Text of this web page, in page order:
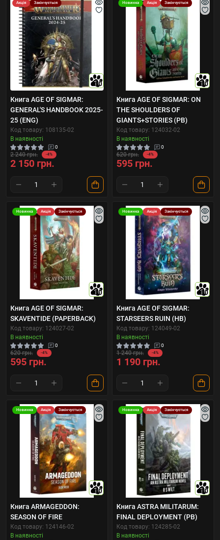
Акція Закінчується
10
Книга AGE OF SIGMAR:
GENERAL'S HANDBOOK 2025-
25 (ENG)
Код товару: 108135-02
В наявності
0
2 240 грн. -4%
2 150 грн.
Новинка Акція Закінчується
10
Книга AGE OF SIGMAR: ON
THE SHOULDERS OF
GIANTS+STORIES (PB)
Код товару: 124032-02
В наявності
0
620 грн. -4%
595 грн.
Новинка Акція Закінчується
10
Книга AGE OF SIGMAR:
SKAVENTIDE (PAPERBACK)
Код товару: 124027-02
В наявності
0
620 грн. -4%
595 грн.
Новинка Акція Закінчується
10
Книга AGE OF SIGMAR:
STARSEERS RUIN (HB)
Код товару: 124049-02
В наявності
0
1 240 грн. -4%
1 190 грн.
Новинка Акція Закінчується
10
Книга ARMAGEDDON:
SEASON OF FIRE
Код товару: 124146-02
В наявності
Новинка Акція Закінчується
10
Книга ASTRA MILITARUM:
FINAL DEPLOYMENT (PB)
Код товару: 124285-02
В наявності